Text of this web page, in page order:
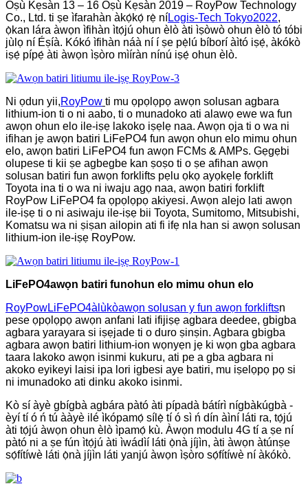
Oṣù Kẹsàn 13 – 16 Oṣù Kẹsàn 2019 – RoyPow Technology
Co., Ltd. ti ṣe ìfarahàn àkọ́kọ́ rẹ̀ níLogis-Tech Tokyo2022,
ọ̀kan lára ​​​​àwọn ìfihàn ìtọ́jú ohun èlò àti ìṣòwò ohun èlò tó tóbi
jùlọ ní Éṣíà. Kókó ìfihàn náà ní í ṣe pẹ̀lú bíborí àìtó iṣẹ́, àkókò
iṣẹ́ pípẹ́ àti àwọn ìṣòro mìíràn nínú iṣẹ́ ohun èlò.
Ni ọdun yii,RoyPow ti mu ọpọlọpọ awọn solusan agbara
lithium-ion ti o ni aabo, ti o munadoko ati alawọ ewe wa fun
awọn ohun elo ile-iṣẹ lakoko iṣẹlẹ naa. Awọn ọja ti o wa ni
ifihan jẹ awọn batiri LiFePO4 fun awọn ohun elo mimu ohun
elo, awọn batiri LiFePO4 fun awọn FCMs & AMPs. Gẹgẹbi
olupese ti kii ṣe agbegbe kan ṣoṣo ti o ṣe afihan awọn
solusan batiri fun awọn forklifts pẹlu ọkọ ayọkẹlẹ forklift
Toyota ina ti o wa ni iwaju agọ naa, awọn batiri forklift
RoyPow LiFePO4 fa ọpọlọpọ akiyesi. Awọn alejo lati awọn
ile-iṣẹ ti o ni asiwaju ile-iṣẹ bii Toyota, Sumitomo, Mitsubishi,
Komatsu wa ni ṣiṣan ailopin ati fi ifẹ nla han si awọn solusan
lithium-ion ile-iṣẹ RoyPow.
LiFePO4awọn batiri funohun elo mimu ohun elo
RoyPowLiFePO4àlùkòawọn solusan y fun awọn forkliftsn
pese ọpọlọpọ awọn anfani lati ifijiṣẹ agbara deedee, gbigba
agbara yarayara si iṣẹjade ti o duro ṣinṣin. Agbara gbigba
agbara awọn batiri lithium-ion wọnyẹn jẹ ki wọn gba agbara
taara lakoko awọn isinmi kukuru, ati pe a gba agbara ni
akoko eyikeyi laisi ipa lori igbesi aye batiri, mu iṣelọpọ pọ si
ni imunadoko ati dinku akoko isinmi.
Kò sí àyè gbígbà agbára pàtó àti pípadà bátírì nígbàkúgbà -
èyí tí ó ń tú ààyè ilé ìkópamọ́ sílẹ̀ tí ó sì ń dín àìní láti ra, tọ́jú
àti tọ́jú àwọn ohun èlò ìpamọ́ kù. Àwọn modulu 4G tí a ṣe ní
pàtó ni a ṣe fún ìtọ́jú àti ìwádìí láti ọ̀nà jíjìn, àti àwọn àtúnṣe
sọ́fítíwè láti ọ̀nà jíjìn láti yanjú àwọn ìṣòro sọ́fítíwè ní àkókò.